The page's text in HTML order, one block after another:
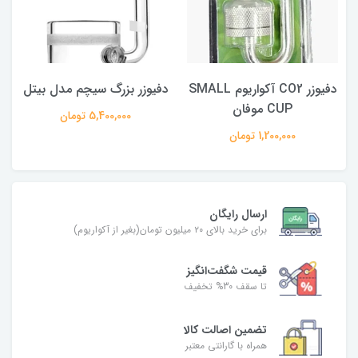
دفیوزر CO2 آکواریوم SMALL
CUP موفان
1,200,000 تومان
دفیوزر بزرگ سیچم مدل بیتل
5,400,000 تومان
ارسال رایگان
برای خرید بالای ۲۰ میلیون تومان(بغیر از آکواریوم)
قیمت شگفت‌انگیز
تا سقف 30% تخفیف
تضمین اصالت کالا
همراه با گارانتی معتبر